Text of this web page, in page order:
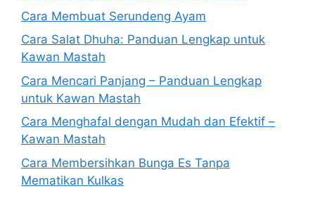
Cara Membuat Serundeng Ayam
Cara Salat Dhuha: Panduan Lengkap untuk
Kawan Mastah
Cara Mencari Panjang – Panduan Lengkap
untuk Kawan Mastah
Cara Menghafal dengan Mudah dan Efektif –
Kawan Mastah
Cara Membersihkan Bunga Es Tanpa
Mematikan Kulkas